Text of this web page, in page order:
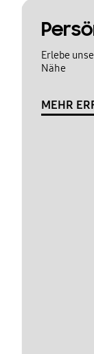
Erlebe
Nähe
MEHR